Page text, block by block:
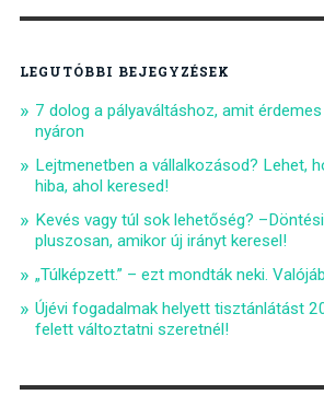
LEGUTÓBBI BEJEGYZÉSEK
7 dolog a pályaváltáshoz, amit
nyáron
Lejtmenetben a vállalkozásod? Lehet,
hiba, ahol keresed!
Kevés vagy túl sok lehetőség?
pluszosan, amikor új irányt keresel!
„Túlképzett.” – ezt mondták neki.
Újévi fogadalmak helyett tisztánlátást
felett változtatni szeretnél!